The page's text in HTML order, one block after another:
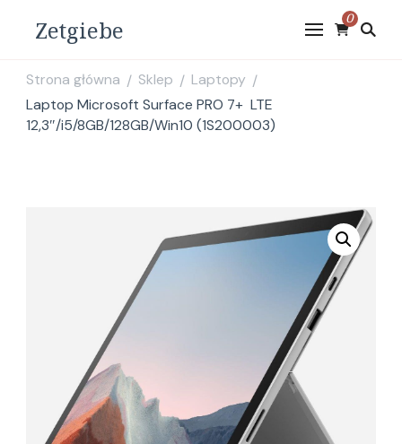
Zetgiebe 0
Strona główna / Sklep / Laptopy /
Laptop Microsoft Surface PRO 7+ LTE
12,3″/i5/8GB/128GB/Win10 (1S200003)